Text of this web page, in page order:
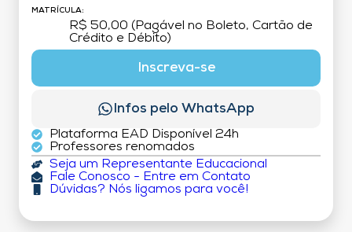
MATRÍCULA:
R$ 50,00 (Pagável no Boleto, Cartão de
Crédito e Débito)
Inscreva-se
Infos pelo WhatsApp
Plataforma EAD Disponível 24h
Professores renomados
Seja um Representante Educacional
Fale Conosco - Entre em Contato
Dúvidas? Nós ligamos para você!